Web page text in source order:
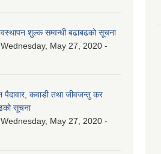
शुल्क सम्वन्धी बढाबढको सूचना
Wednesday, May 27, 2020 -
पैदावार, कवाडी तथा जीवजन्तु कर
सूचना
Wednesday, May 27, 2020 -